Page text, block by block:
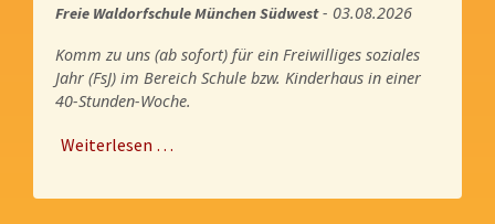
Freie Waldorfschule München Südwest- 03.08.2026
Komm zu uns (ab sofort) für ein Freiwilliges soziales
Jahr (FsJ) im Bereich Schule bzw. Kinderhaus in einer
40-Stunden-Woche.
Weiterlesen …